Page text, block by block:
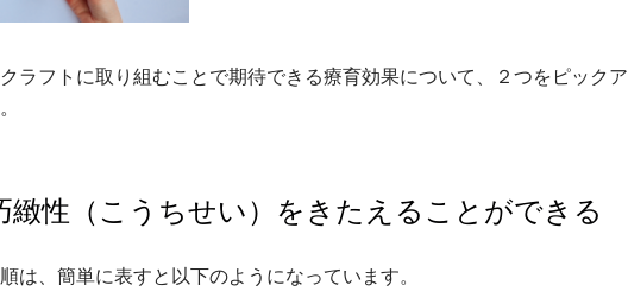
ラフトに取り組むことで期待できる療育効果について、２つをピックア
性（こうちせい）をきたえることができる
は、簡単に表すと以下のようになっています。